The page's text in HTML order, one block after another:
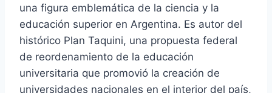
una figura emblemática de la ciencia y la
educación superior en Argentina. Es autor del
histórico Plan Taquini, una propuesta federal
de reordenamiento de la educación
universitaria que promovió la creación de
universidades nacionales en el interior del país,